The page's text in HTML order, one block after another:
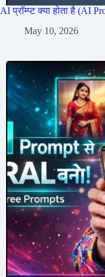
AI प्रॉम्प्ट क्या होता है (AI
May 10, 2026